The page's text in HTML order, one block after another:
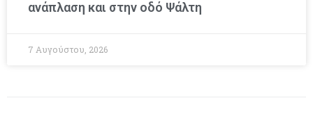
ανάπλαση και στην οδό Ψάλτη
7 Αυγούστου, 2026